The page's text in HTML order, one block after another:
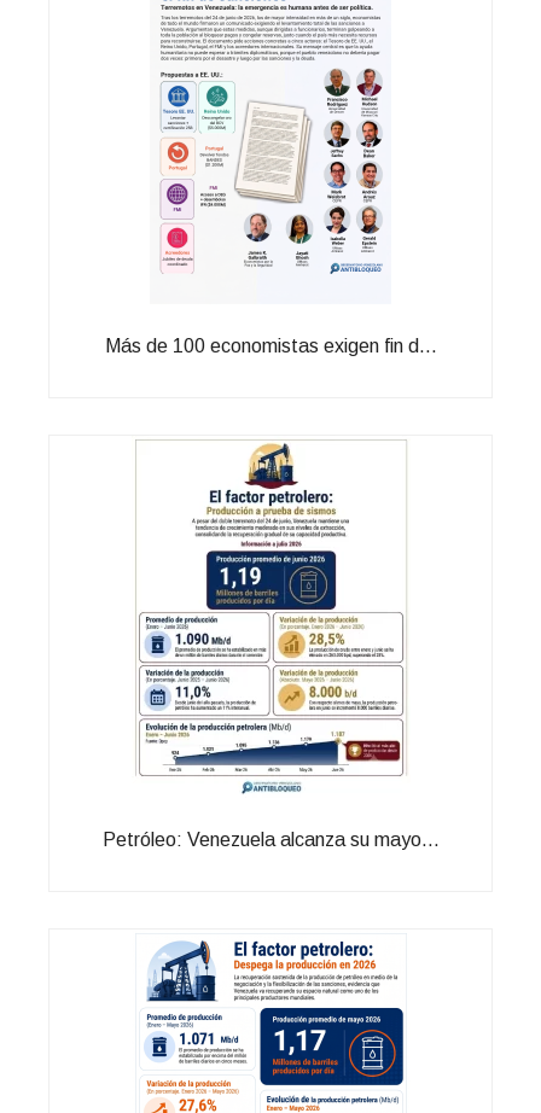
Más de 100 economistas exigen fin d...
Petróleo: Venezuela alcanza su mayo...